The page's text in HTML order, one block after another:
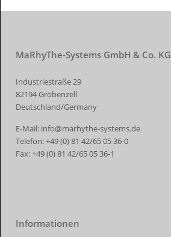
MaRhyThe-Systems GmbH & Co. KG
Industriestraße 29
82194 Gröbenzell
Deutschland/Germany
E-Mail: info@marhythe-systems.de
Telefon:+49 (0) 81 42/65 05 36-0
Fax:+49 (0) 81 42/65 05 36-1
Informationen